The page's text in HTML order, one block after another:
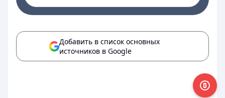
Добавить в список основных
источников в Google